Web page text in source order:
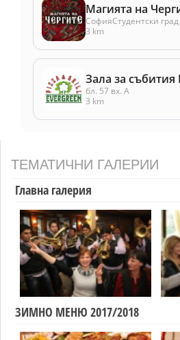
Магията на
СофияСтудентски
3 km
Зала за събития
бл. 57 вх. А
3 km
ТЕМАТИЧНИ ГАЛЕРИИ
Главна галерия
ЗИМНО МЕНЮ 2017/2018